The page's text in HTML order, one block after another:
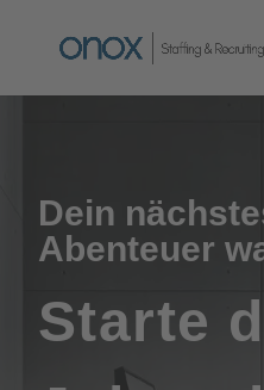
Dein
Abenteuer
Starte